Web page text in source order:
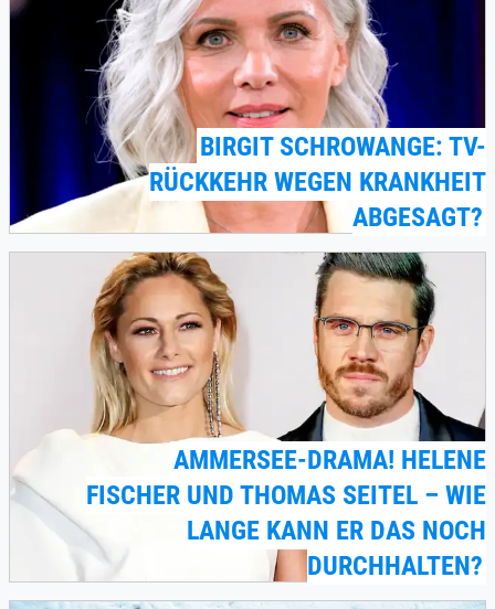
BIRGIT SCHROWANGE: TV-
RÜCKKEHR WEGEN KRANKHEIT
ABGESAGT?
AMMERSEE-DRAMA! HELENE
FISCHER UND THOMAS SEITEL – WIE
LANGE KANN ER DAS NOCH
DURCHHALTEN?